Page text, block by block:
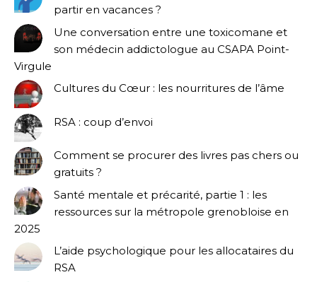
partir en vacances ?
Une conversation entre une toxicomane et
son médecin addictologue au CSAPA Point-
Virgule
Cultures du Cœur : les nourritures de l’âme
RSA : coup d’envoi
Comment se procurer des livres pas chers ou
gratuits ?
Santé mentale et précarité, partie 1 : les
ressources sur la métropole grenobloise en
2025
L’aide psychologique pour les allocataires du
RSA